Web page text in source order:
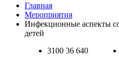
Главная
Мероприятия
Инфекционные аспекты
детей
3100 36 640